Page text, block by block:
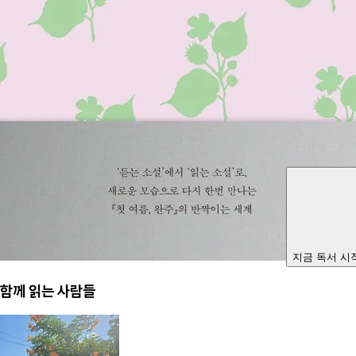
지금 독서 시
함께 읽는 사람들